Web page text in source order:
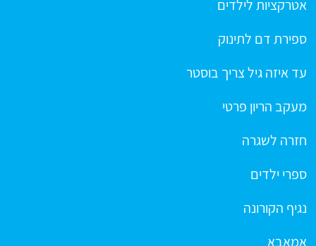
אטרקציות לילדים
ספירת דם לתינוק
עד איזה גיל צריך בוסטר
מעקב הריון פרטי
חזרה לשגרה
ספרי ילדים
נגיף הקורונה
אמאבא